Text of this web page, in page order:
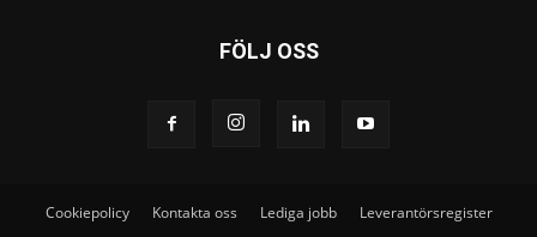
FÖLJ OSS
Cookiepolicy Kontakta oss Lediga jobb Leverantörsregister